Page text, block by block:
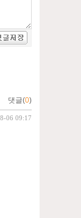
댓글(0)
06 09:17